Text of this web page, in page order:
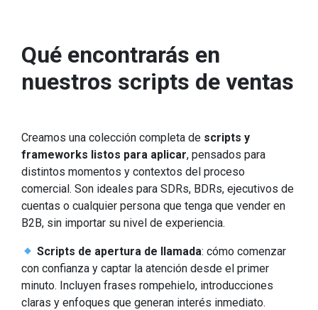
Qué encontrarás en
nuestros scripts de ventas
Creamos una colección completa de scripts y
frameworks listos para aplicar, pensados para
distintos momentos y contextos del proceso
comercial. Son ideales para SDRs, BDRs, ejecutivos de
cuentas o cualquier persona que tenga que vender en
B2B, sin importar su nivel de experiencia.
Scripts de apertura de llamada: cómo comenzar
con confianza y captar la atención desde el primer
minuto. Incluyen frases rompehielo, introducciones
claras y enfoques que generan interés inmediato.